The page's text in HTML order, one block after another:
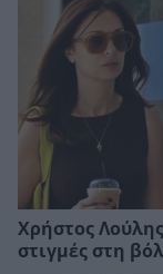
Χρήστος
στιγμές στη